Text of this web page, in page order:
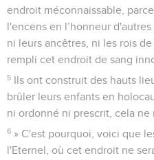
endroit méconnaissable,
l'encens en l’honneur
ni leurs ancêtres, ni les rois
rempli cet endroit de sang
5 Ils ont construit des hauts
brûler leurs enfants en
ni ordonné ni prescrit, cela ne
6 » C'est pourquoi, voici que
l'Eternel, où cet endroit ne